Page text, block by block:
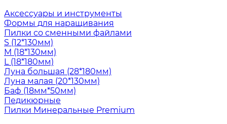
Аксессуары и инструменты
Формы для наращивания
Пилки со сменными файлами
S (12*130мм)
M (18*130мм)
L (18*180мм)
Луна большая (28*180мм)
Луна малая (20*130мм)
Баф (18мм*50мм)
Педикюрные
Пилки Минеральные Premium